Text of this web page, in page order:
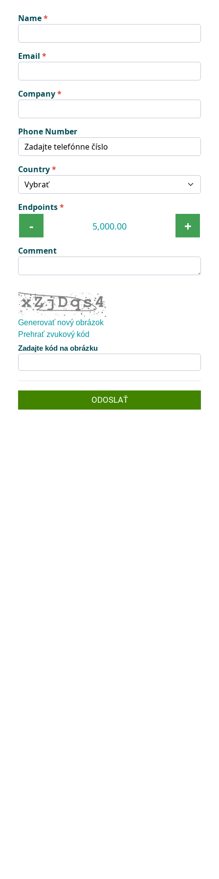
Name
Email
Company
Phone Number
Country
Endpoints
- +
Comment
Generovať nový obrázok
Prehrať zvukový kód
Nový obrázok je pripravený
Zadajte kód na obrázku